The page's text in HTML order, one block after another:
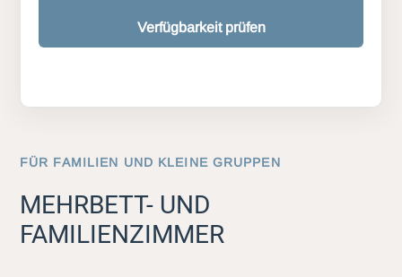
Verfügbarkeit prüfen
FÜR FAMILIEN UND KLEINE GRUPPEN
MEHRBETT- UND
FAMILIENZIMMER